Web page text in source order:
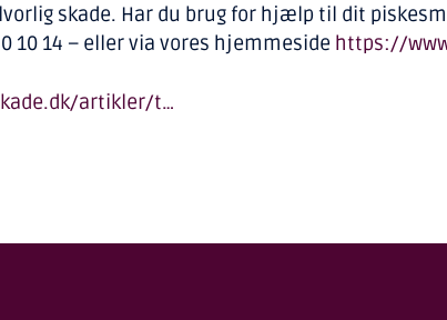
skade. Har du brug for hjælp til dit
10 14 – eller via vores hjemmeside https://
artikler/t…